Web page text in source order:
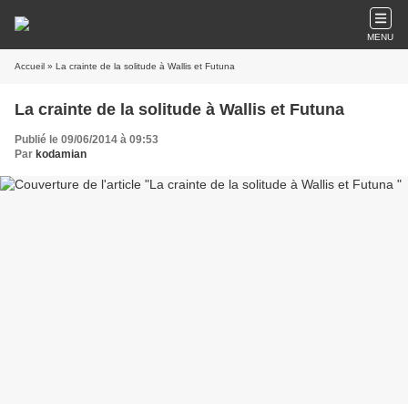
MENU
Accueil » La crainte de la solitude à Wallis et Futuna
La crainte de la solitude à Wallis et Futuna
Publié le 09/06/2014 à 09:53
Par kodamian